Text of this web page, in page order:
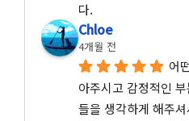
다.
Chloe
4개월 전
어
아주시고 감정적인
들을 생각하게 해주